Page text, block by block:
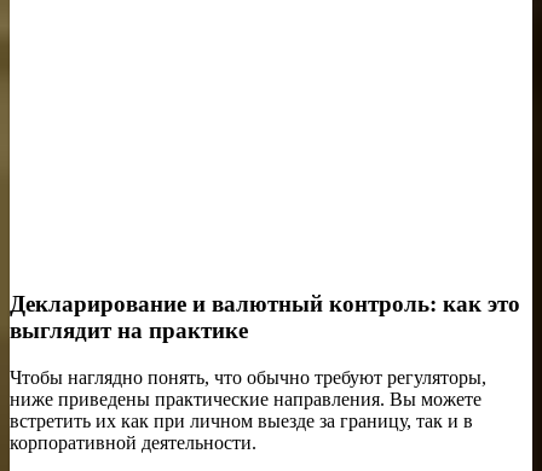
Декларирование и валютный контроль: как это
выглядит на практике
Чтобы наглядно понять, что обычно требуют регуляторы,
ниже приведены практические направления. Вы можете
встретить их как при личном выезде за границу, так и в
корпоративной деятельности.